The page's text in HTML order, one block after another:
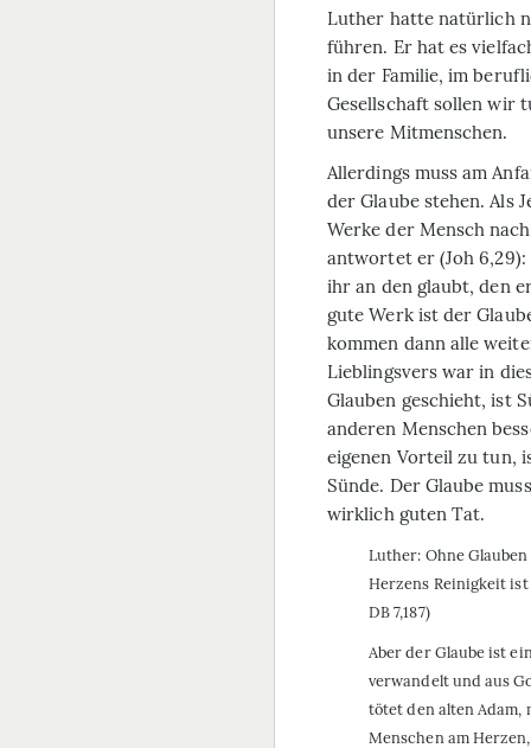
Luther hatte natürlich
führen. Er hat es
in der Familie, im
Gesellschaft sollen wir
unsere Mitmenschen.
Allerdings muss am
der Glaube stehen. Als
Werke der Mensch
antwortet er (Joh 6,29):
ihr an den glaubt, den
gute Werk ist der
kommen dann alle
Lieblingsvers war in
Glauben geschieht, ist
anderen Menschen
eigenen Vorteil zu tun,
Sünde. Der Glaube
wirklich guten Tat.
Luther: Ohne
Herzens Reinigkeit
DB 7,187)
Aber der Glaube ist
verwandelt und aus
tötet den alten Adam,
Menschen am